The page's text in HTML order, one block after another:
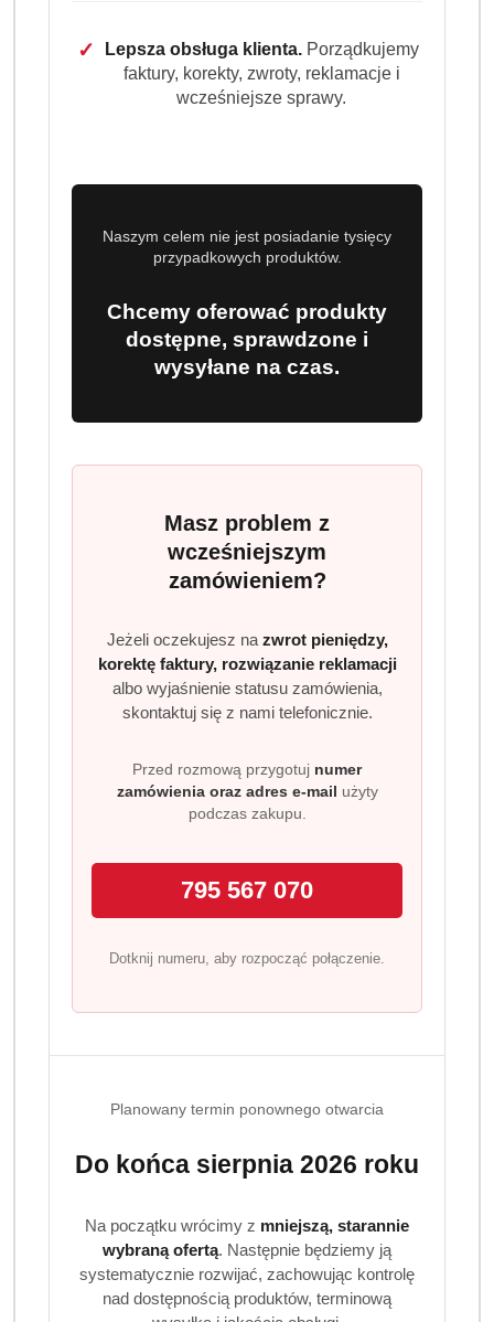
(0)
Brak towaru
✓ Lepsza obsługa klienta.Porządkujemy
faktury, korekty, zwroty, reklamacje i
wcześniejsze sprawy.
Naszym celem nie jest posiadanie tysięcy
przypadkowych produktów.
Chcemy oferować produkty
dostępne, sprawdzone i
wysyłane na czas.
Masz problem z
wcześniejszym
zamówieniem?
Jeżeli oczekujesz na zwrot pieniędzy,
korektę faktury, rozwiązanie reklamacji
albo wyjaśnienie statusu zamówienia,
skontaktuj się z nami telefonicznie.
Przed rozmową przygotuj numer
zamówienia oraz adres e-mail użyty
podczas zakupu.
795 567 070
Dotknij numeru, aby rozpocząć połączenie.
Planowany termin ponownego otwarcia
Do końca sierpnia 2026 roku
Na początku wrócimy z mniejszą, starannie
wybraną ofertą. Następnie będziemy ją
systematycznie rozwijać, zachowując kontrolę
nad dostępnością produktów, terminową